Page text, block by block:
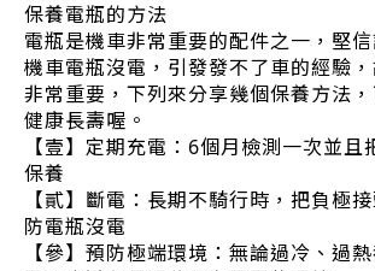
保養電瓶的方法
電瓶是機車非常重要的配件之一，堅
機車電瓶沒電，引發發不了車的經驗
非常重要，下列來分享幾個保養方法
健康長壽喔。
【壹】定期充電：6個月檢測一次並且
保養
【貳】斷電：長期不騎行時，把負極
防電瓶沒電
【參】預防極端環境：無論過冷、過